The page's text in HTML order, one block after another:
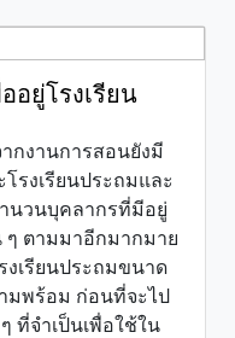
อยู่โรงเรียน
กงานการสอนยังมี
รงเรียนประถมและ
นวนบุคลากรที่มีอยู่
ตามมาอีกมากมาย
เรียนประถมขนาด
มพร้อม ก่อนที่จะไป
ที่จำเป็นเพื่อใช้ใน